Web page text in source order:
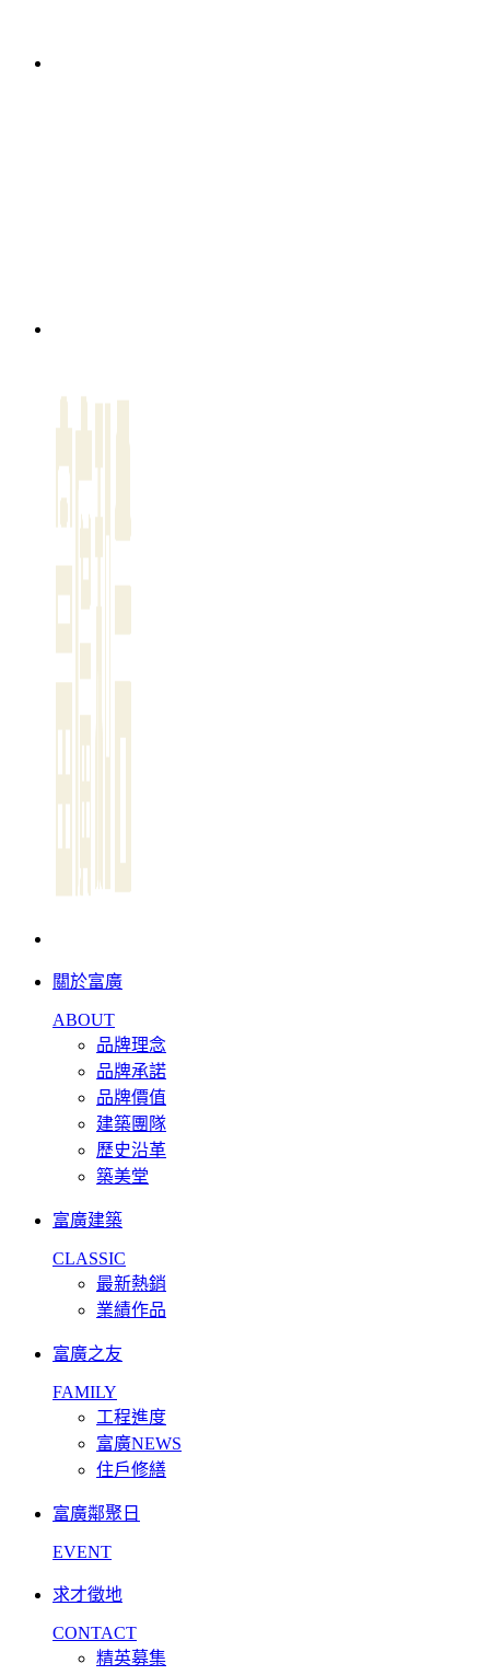
關於富廣
ABOUT
品牌理念
品牌承諾
品牌價值
建築團隊
歷史沿革
築美堂
富廣建築
CLASSIC
最新熱銷
業績作品
富廣之友
FAMILY
工程進度
富廣NEWS
住戶修繕
富廣鄰聚日
EVENT
求才徵地
CONTACT
精英募集